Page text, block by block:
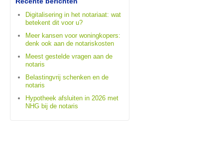
Digitalisering in het notariaat: wat
betekent dit voor u?
Meer kansen voor woningkopers:
denk ook aan de notariskosten
Meest gestelde vragen aan de
notaris
Belastingvrij schenken en de
notaris
Hypotheek afsluiten in 2026 met
NHG bij de notaris